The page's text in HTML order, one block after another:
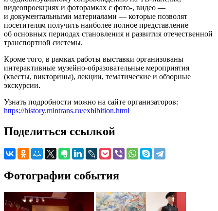
видеопроекциях и фоторамках с фото-, видео —
и документальными материалами — которые позволят
посетителям получить наиболее полное представление
об основных периодах становления и развития отечественной
транспортной системы.
Кроме того, в рамках работы выставки организованы
интерактивные музейно-образовательные мероприятия
(квесты, викторины), лекции, тематические и обзорные
экскурсии.
Узнать подробности можно на сайте организаторов:
https://history.mintrans.ru/exhibition.html
Поделиться ссылкой
Фотографии события